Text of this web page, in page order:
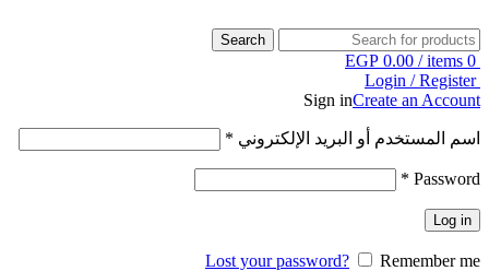
Search
0
items
/
EGP 0.00
Login / Register
Sign inCreate an Account
اسم المستخدم أو البريد الإلكتروني *
Password
*
Log in
Lost your password?
Remember me